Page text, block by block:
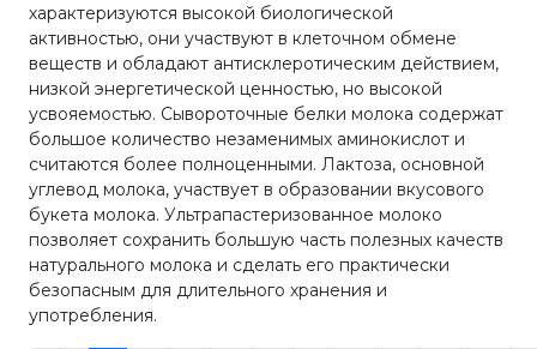
характеризуются высокой биологической
активностью, они участвуют в клеточном обмене
веществ и обладают антисклеротическим действием,
низкой энергетической ценностью, но высокой
усвояемостью. Сывороточные белки молока содержат
большое количество незаменимых аминокислот и
считаются более полноценными. Лактоза, основной
углевод молока, участвует в образовании вкусового
букета молока. Ультрапастеризованное молоко
позволяет сохранить большую часть полезных качеств
натурального молока и сделать его практически
безопасным для длительного хранения и
употребления.